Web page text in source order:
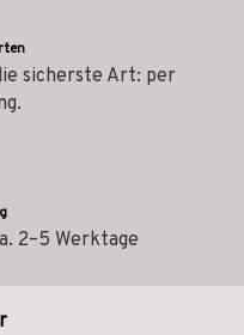
sicherste Art: per
2–5 Werktage